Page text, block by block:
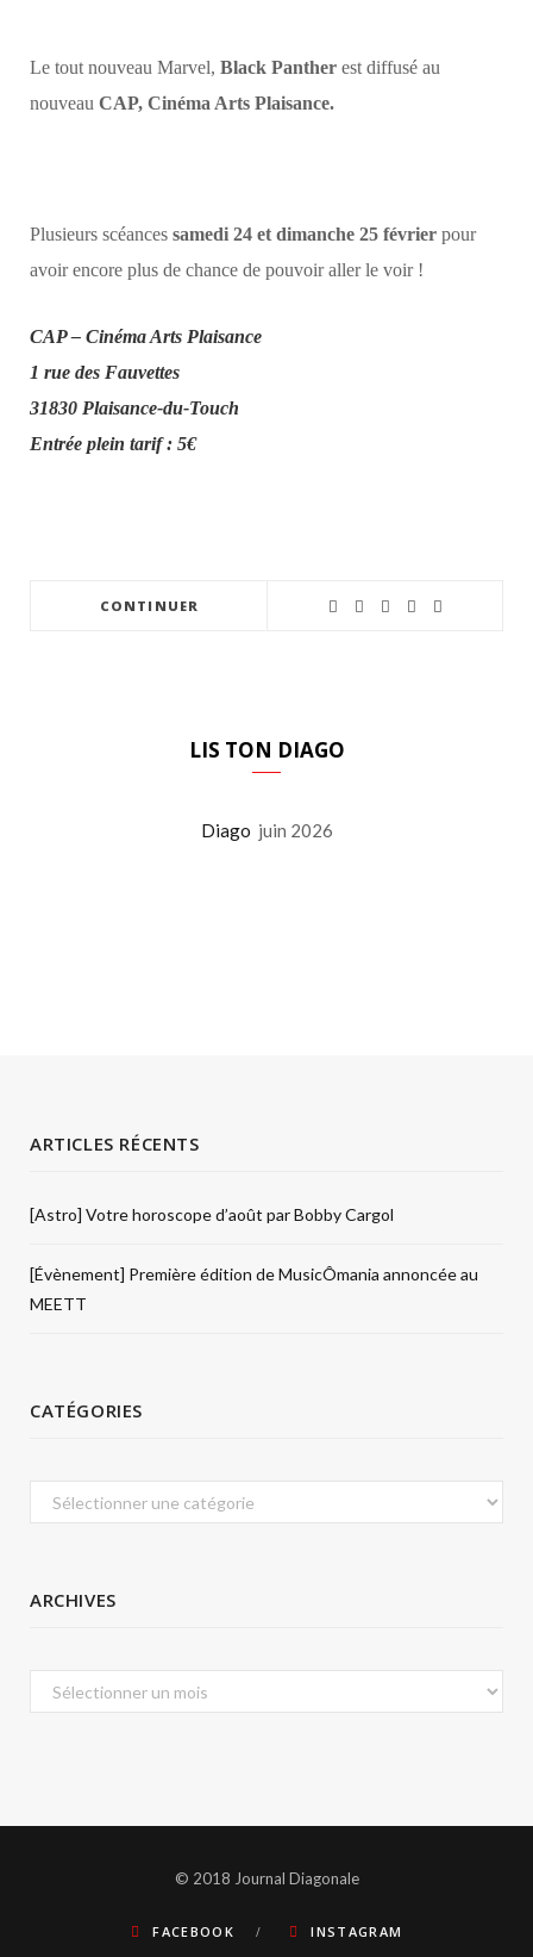
Le tout nouveau Marvel, Black Panther est diffusé au
nouveau CAP, Cinéma Arts Plaisance.
Plusieurs scéances samedi 24 et dimanche 25 février pour
avoir encore plus de chance de pouvoir aller le voir !
CAP – Cinéma Arts Plaisance
1 rue des Fauvettes
31830 Plaisance-du-Touch
Entrée plein tarif : 5€
CONTINUER
LIS TON DIAGO
Diago juin 2026
ARTICLES RÉCENTS
[Astro] Votre horoscope d’août par Bobby Cargol
[Évènement] Première édition de MusicÔmania annoncée au
MEETT
CATÉGORIES
Catégories
ARCHIVES
Archives
© 2018 Journal Diagonale
FACEBOOK INSTAGRAM